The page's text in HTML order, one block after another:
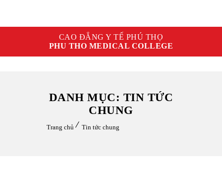
CAO ĐẲNG Y TẾ PHÚ THỌ
PHU THO MEDICAL COLLEGE
DANH MỤC: TIN TỨC
CHUNG
Trang chủ Tin tức chung